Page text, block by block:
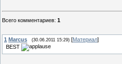
Всего комментариев: 1
1 Marcus (30.06.2011 15:29) [Материал]
BEST